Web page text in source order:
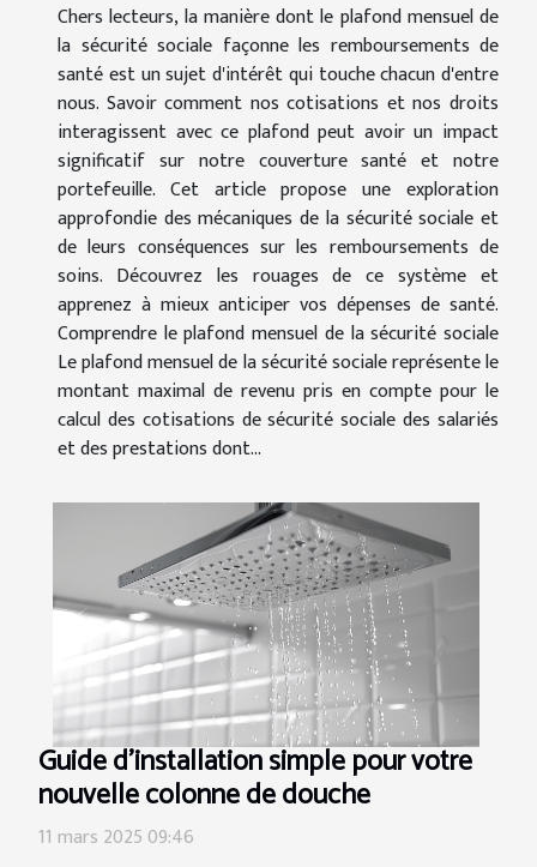
Chers lecteurs, la manière dont le plafond mensuel de
la sécurité sociale façonne les remboursements de
santé est un sujet d'intérêt qui touche chacun d'entre
nous. Savoir comment nos cotisations et nos droits
interagissent avec ce plafond peut avoir un impact
significatif sur notre couverture santé et notre
portefeuille. Cet article propose une exploration
approfondie des mécaniques de la sécurité sociale et
de leurs conséquences sur les remboursements de
soins. Découvrez les rouages de ce système et
apprenez à mieux anticiper vos dépenses de santé.
Comprendre le plafond mensuel de la sécurité sociale
Le plafond mensuel de la sécurité sociale représente le
montant maximal de revenu pris en compte pour le
calcul des cotisations de sécurité sociale des salariés
et des prestations dont...
Guide d'installation simple pour votre
nouvelle colonne de douche
11 mars 2025 09:46